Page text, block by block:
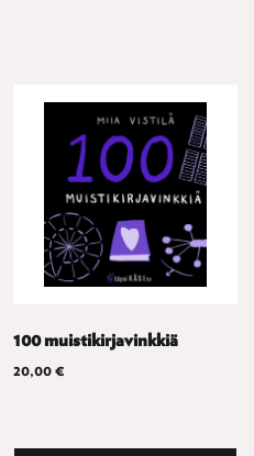
100 muistikirjavinkkiä
20,00 €